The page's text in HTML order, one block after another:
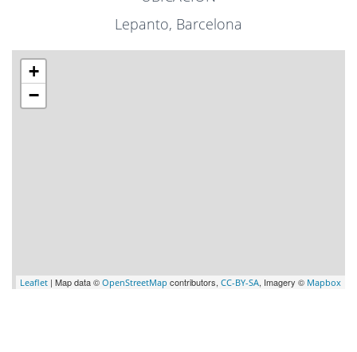
Lepanto, Barcelona
+
−
Leaflet | Map data © OpenStreetMap contributors, CC-BY-SA, Imagery © Mapbox